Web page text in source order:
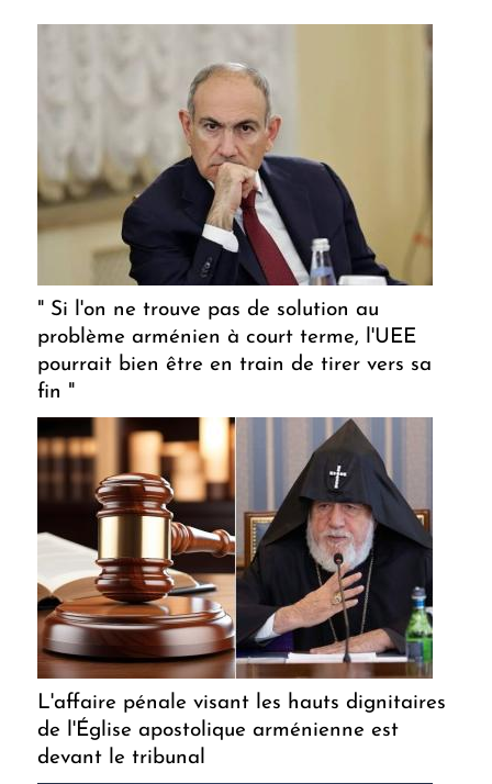
" Si l'on ne trouve pas de solution au
problème arménien à court terme, l'UEE
pourrait bien être en train de tirer vers sa
fin "
L'affaire pénale visant les hauts dignitaires
de l'Église apostolique arménienne est
devant le tribunal